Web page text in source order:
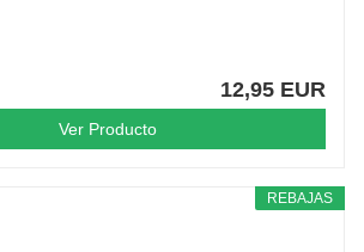
12,95 EUR
Ver Producto
REBAJAS